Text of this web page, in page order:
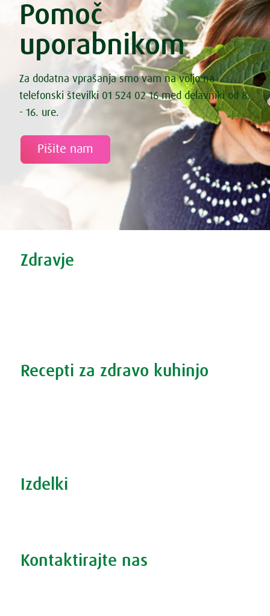
Pomoč
uporabnikom
Za dodatna vprašanja smo vam na voljo na
telefonski številki 01 524 02 16 med delavniki od 8.
- 16. ure.
Pišite nam
Zdravje
Recepti za zdravo kuhinjo
Izdelki
Kontaktirajte nas